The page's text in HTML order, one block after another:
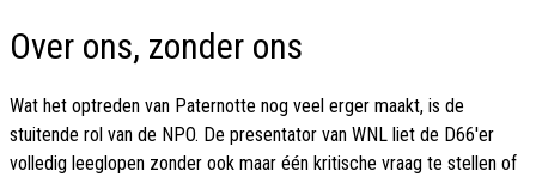
Over ons, zonder ons
Wat het optreden van Paternotte nog veel erger maakt, is de
stuitende rol van de NPO. De presentator van WNL liet de D66'er
volledig leeglopen zonder ook maar één kritische vraag te stellen of